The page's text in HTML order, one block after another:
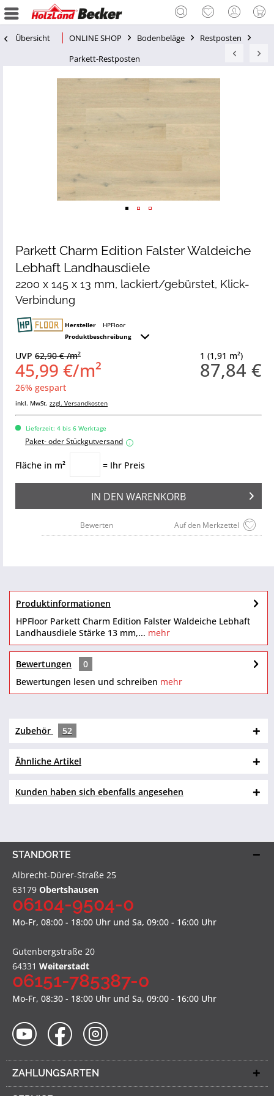
Übersicht ONLINE SHOP Bodenbeläge
Restposten
Parkett-Restposten
Parkett Charm Edition Falster Waldeiche
Lebhaft Landhausdiele
2200 x 145 x 13 mm, lackiert/gebürstet, Klick-
Verbindung
Hersteller
HPFloor
Produktbeschreibung
1 (1,91 m²)
87,84 €
UVP 62,90 € /m²
45,99 €/m²
26% gespart
inkl. MwSt. zzgl. Versandkosten
Lieferzeit: 4 bis 6 Werktage
Paket- oder Stückgutversand i
Fläche in m² = Ihr Preis
IN DEN WARENKORB
Auf den Merkzettel
Bewerten
Produktinformationen
HPFloor Parkett Charm Edition Falster Waldeiche Lebhaft
Landhausdiele Stärke 13 mm,... mehr
Bewertungen
0
Bewertungen lesen und schreiben mehr
Zubehör 52
Ähnliche Artikel
Kunden haben sich ebenfalls angesehen
STANDORTE
Albrecht-Dürer-Straße 25
63179 Obertshausen
06104-9504-0
Mo-Fr, 08:00 - 18:00 Uhr und Sa, 09:00 - 16:00 Uhr
Gutenbergstraße 20
64331 Weiterstadt
06151-785387-0
Mo-Fr, 08:30 - 18:00 Uhr und Sa, 09:00 - 16:00 Uhr
ZAHLUNGSARTEN